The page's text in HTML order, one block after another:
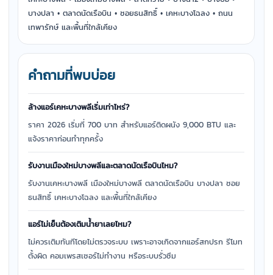
บางปลา • ตลาดนัดเรือบิน • ซอยธนสิทธิ์ • เคหะบางโฉลง • ถนน
เทพารักษ์ และพื้นที่ใกล้เคียง
คำถามที่พบบ่อย
ล้างแอร์เคหะบางพลีเริ่มเท่าไหร่?
ราคา 2026 เริ่มที่ 700 บาท สำหรับแอร์ติดผนัง 9,000 BTU และ
แจ้งราคาก่อนทำทุกครั้ง
รับงานเมืองใหม่บางพลีและตลาดนัดเรือบินไหม?
รับงานเคหะบางพลี เมืองใหม่บางพลี ตลาดนัดเรือบิน บางปลา ซอย
ธนสิทธิ์ เคหะบางโฉลง และพื้นที่ใกล้เคียง
แอร์ไม่เย็นต้องเติมน้ำยาเลยไหม?
ไม่ควรเติมทันทีโดยไม่ตรวจระบบ เพราะอาจเกิดจากแอร์สกปรก รีโมท
ตั้งผิด คอมเพรสเซอร์ไม่ทำงาน หรือระบบรั่วซึม